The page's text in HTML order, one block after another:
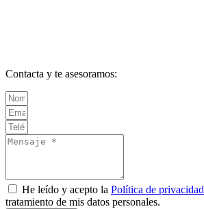
Contacta y te asesoramos:
He leído y acepto la Política de privacidad
tratamiento de mis datos personales.